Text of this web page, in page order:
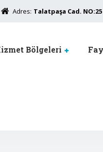
Adres: Talatpaşa Cad.
Bölgeleri